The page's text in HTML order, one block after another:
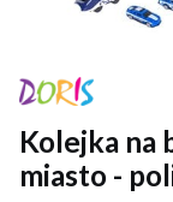
Kolejka na
miasto -